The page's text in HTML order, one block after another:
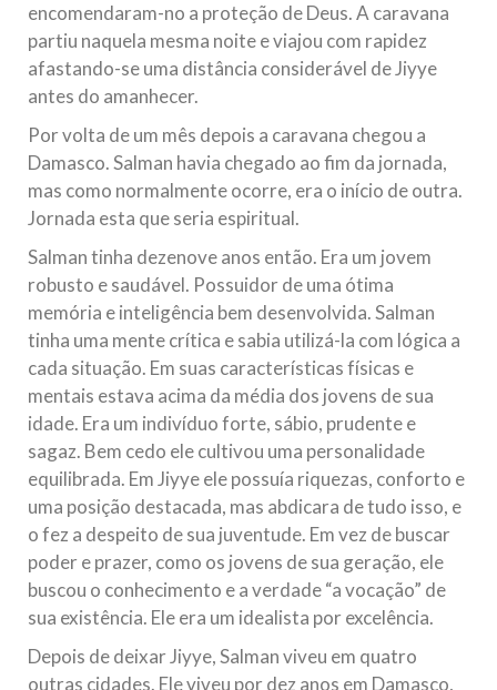
encomendaram-no a proteção de Deus. A caravana
partiu naquela mesma noite e viajou com rapidez
afastando-se uma distância considerável de Jiyye
antes do amanhecer.
Por volta de um mês depois a caravana chegou a
Damasco. Salman havia chegado ao fim da jornada,
mas como normalmente ocorre, era o início de outra.
Jornada esta que seria espiritual.
Salman tinha dezenove anos então. Era um jovem
robusto e saudável. Possuidor de uma ótima
memória e inteligência bem desenvolvida. Salman
tinha uma mente crítica e sabia utilizá-la com lógica a
cada situação. Em suas características físicas e
mentais estava acima da média dos jovens de sua
idade. Era um indivíduo forte, sábio, prudente e
sagaz. Bem cedo ele cultivou uma personalidade
equilibrada. Em Jiyye ele possuía riquezas, conforto e
uma posição destacada, mas abdicara de tudo isso, e
o fez a despeito de sua juventude. Em vez de buscar
poder e prazer, como os jovens de sua geração, ele
buscou o conhecimento e a verdade “a vocação” de
sua existência. Ele era um idealista por excelência.
Depois de deixar Jiyye, Salman viveu em quatro
outras cidades. Ele viveu por dez anos em Damasco,